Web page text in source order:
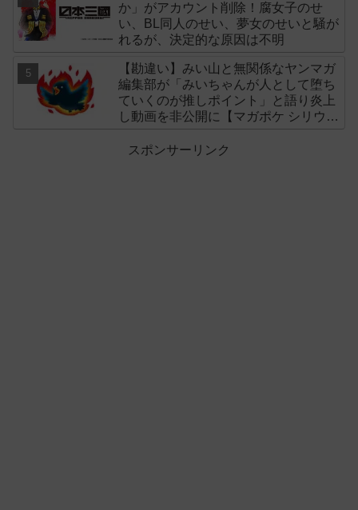
か」がアカウント削除！腐女子のせ
い、BL同人のせい、夢女のせいと騒が
れるが、決定的な原因は不明
【勘違い】みい山と無関係なヤンマガ
編集部が「みいちゃんが人として堕ち
ていくのが推しポイント」と語り炎上
し動画を非公開に【マガポケ シリウ
スポンサーリンク